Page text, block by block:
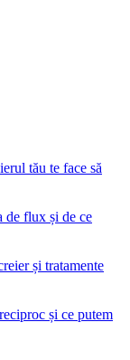
tău te face să
de flux și de ce
și tratamente
și ce putem